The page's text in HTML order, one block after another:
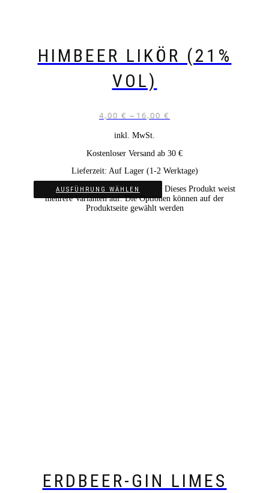
HIMBEER LIKÖR (21%
VOL)
4,00 € – 16,00 €
inkl. MwSt.
Kostenloser Versand ab 30 €
Lieferzeit: Auf Lager (1-2 Werktage)
AUSFÜHRUNG WÄHLEN
Dieses Produkt weist
mehrere Varianten auf. Die Optionen können auf der
Produktseite gewählt werden
ERDBEER-GIN LIMES